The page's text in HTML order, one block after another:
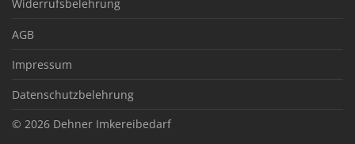
Widerrufsbelehrung
AGB
Impressum
Datenschutzbelehrung
© 2026 Dehner Imkereibedarf